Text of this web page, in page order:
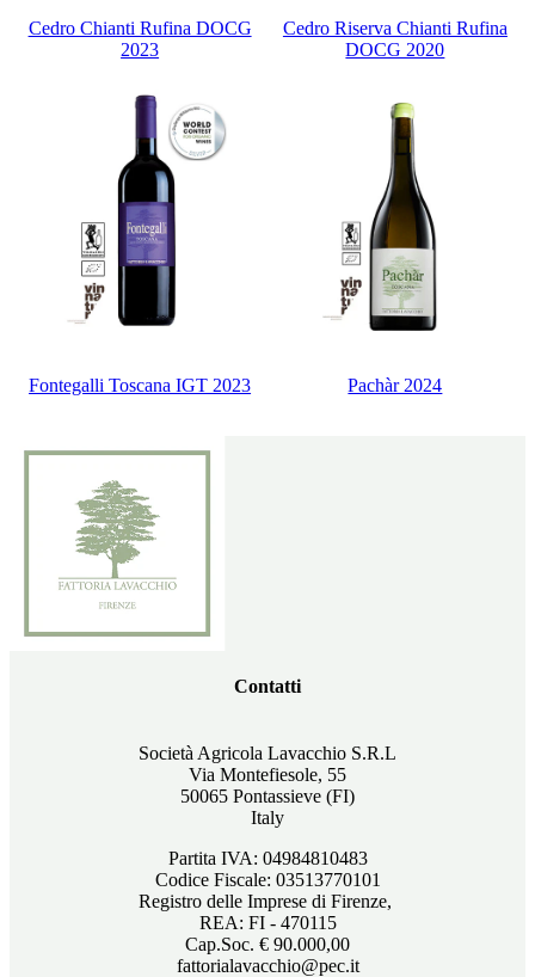
Cedro Chianti Rufina DOCG
2023
Cedro Riserva Chianti Rufina
DOCG 2020
Fontegalli Toscana IGT 2023 Pachàr 2024
Contatti
Società Agricola Lavacchio S.R.L
Via Montefiesole, 55
50065 Pontassieve (FI)
Italy
Partita IVA: 04984810483
Codice Fiscale: 03513770101
Registro delle Imprese di Firenze,
REA: FI - 470115
Cap.Soc. € 90.000,00
fattorialavacchio@pec.it